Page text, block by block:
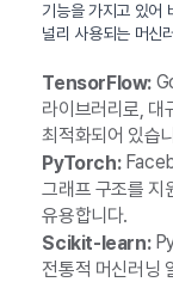
기능을 가지고 있어
널리 사용되는 머신
TensorFlow:
라이브러리로, 대
최적화되어 있습
PyTorch:
그래프 구조를 지
유용합니다.
Scikit-learn:
전통적 머신러닝